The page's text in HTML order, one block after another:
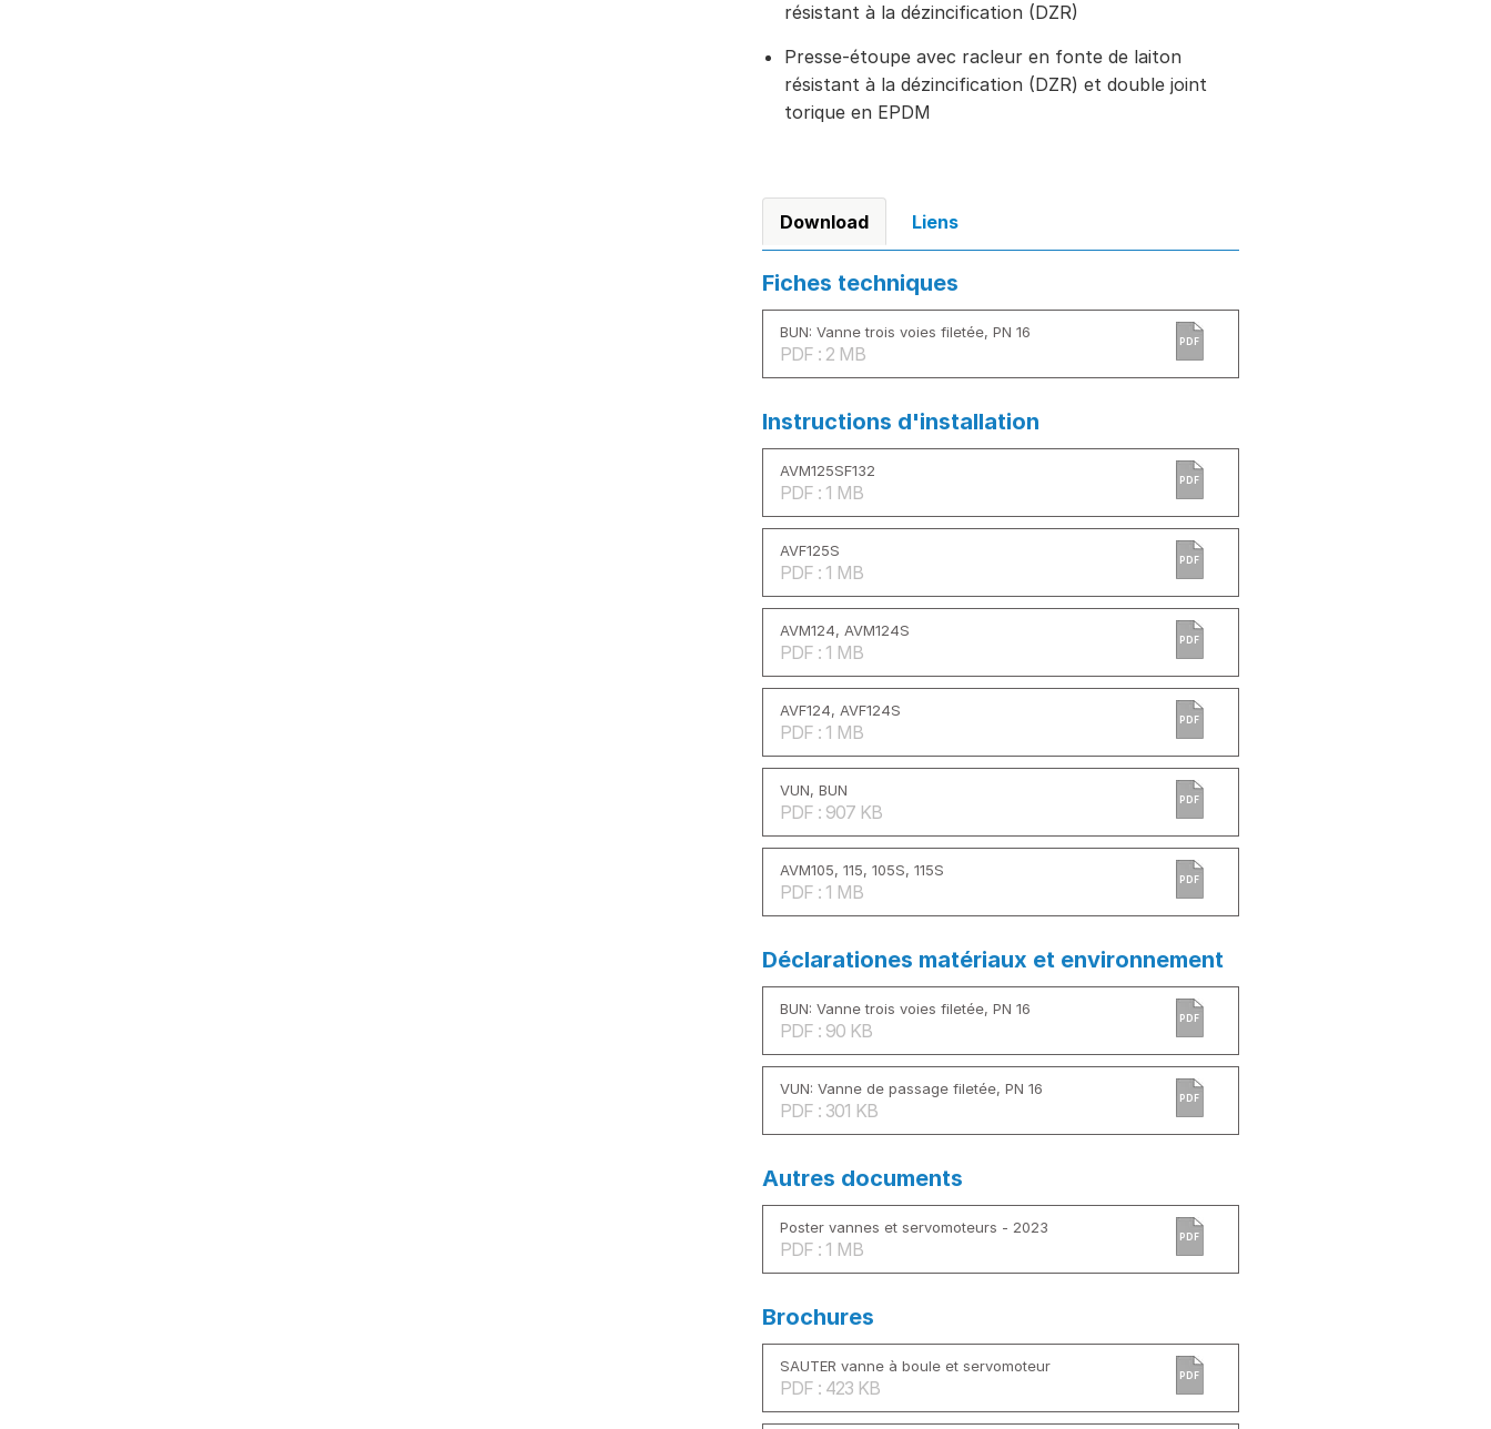
résistant à la dézincification (DZR)
Presse-étoupe avec racleur en fonte de laiton
résistant à la dézincification (DZR) et double joint
torique en EPDM
Download Liens
Fiches techniques
BUN: Vanne trois voies filetée, PN 16
PDF : 2 MB
PDF
Instructions d'installation
AVM125SF132
PDF : 1 MB
PDF
AVF125S
PDF : 1 MB
PDF
AVM124, AVM124S
PDF : 1 MB
PDF
AVF124, AVF124S
PDF : 1 MB
PDF
VUN, BUN
PDF : 907 KB
PDF
AVM105, 115, 105S, 115S
PDF : 1 MB
PDF
Déclarationes matériaux et environnement
BUN: Vanne trois voies filetée, PN 16
PDF : 90 KB
PDF
VUN: Vanne de passage filetée, PN 16
PDF : 301 KB
PDF
Autres documents
Poster vannes et servomoteurs - 2023
PDF : 1 MB
PDF
Brochures
SAUTER vanne à boule et servomoteur
PDF : 423 KB
PDF